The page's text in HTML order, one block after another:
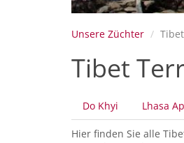
Unsere Züchter
Tibet
Primäre
Reiter
Do Khyi Lhasa
Hier finden Sie alle